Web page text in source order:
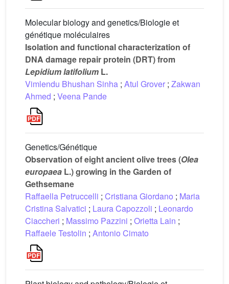
Molecular biology and genetics/Biologie et
génétique moléculaires
Isolation and functional characterization of
DNA damage repair protein (DRT) from
Lepidium latifolium L.
Vimlendu Bhushan Sinha ; Atul Grover ; Zakwan
Ahmed ; Veena Pande
Genetics/Génétique
Observation of eight ancient olive trees (Olea
europaea L.) growing in the Garden of
Gethsemane
Raffaella Petruccelli ; Cristiana Giordano ; Maria
Cristina Salvatici ; Laura Capozzoli ; Leonardo
Ciaccheri ; Massimo Pazzini ; Orietta Lain ;
Raffaele Testolin ; Antonio Cimato